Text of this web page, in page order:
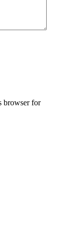
browser for